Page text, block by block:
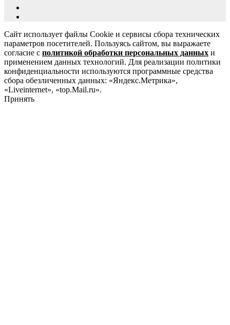
Сайт использует файлы Cookie и сервисы сбора технических
параметров посетителей. Пользуясь сайтом, вы выражаете
согласие с политикой обработки персональных данных и
применением данных технологий. Для реализации политики
конфиденциальности используются программные средства
сбора обезличенных данных: «Яндекс.Метрика»,
«Liveinternet», «top.Mail.ru».
Принять